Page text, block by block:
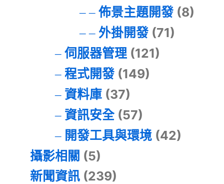
佈景主題開發(8)
外掛開發(71)
伺服器管理(121)
程式開發(149)
資料庫(37)
資訊安全(57)
開發工具與環境(42)
攝影相關 (5)
新聞資訊 (239)